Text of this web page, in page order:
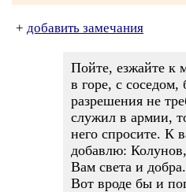
+ добавить замечания
Пойте, езжайте к
в горе, с соседом,
разрешения не
служил в армии,
него спросите. К
добавлю:
Вам света и добра.
Вот вроде бы и